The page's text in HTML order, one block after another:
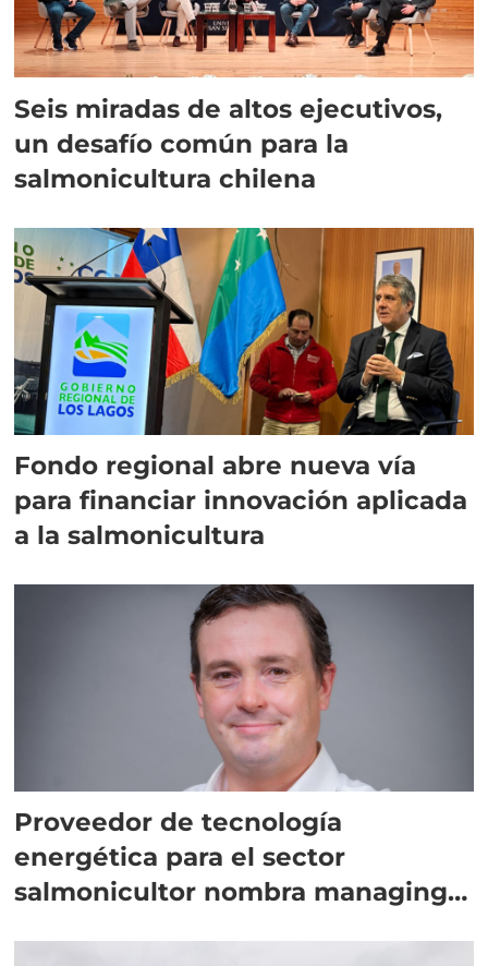
Seis miradas de altos ejecutivos,
un desafío común para la
salmonicultura chilena
Fondo regional abre nueva vía
para financiar innovación aplicada
a la salmonicultura
Proveedor de tecnología
energética para el sector
salmonicultor nombra managing